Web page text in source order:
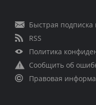
Быстрая подписка
RSS
Политика
Сообщить об
Правовая